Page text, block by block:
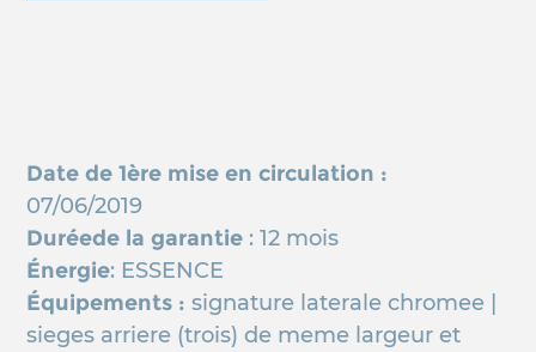
Date de 1ère mise en circulation :
07/06/2019
Duréede la garantie : 12 mois
Énergie: ESSENCE
Équipements :signature laterale chromee |
sieges arriere (trois) de meme largeur et